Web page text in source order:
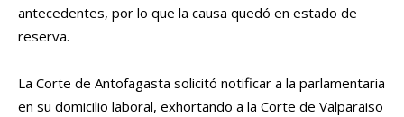
antecedentes, por lo que la causa quedó en estado de
reserva.
La Corte de Antofagasta solicitó notificar a la parlamentaria
en su domicilio laboral, exhortando a la Corte de Valparaiso